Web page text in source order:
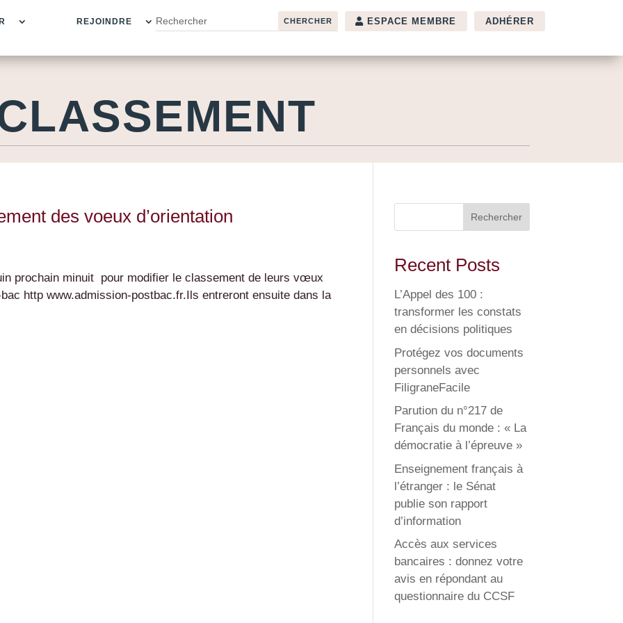
REJOINDRE ESPACE MEMBRE ADHÉRER
des voeux d’orientation
prochain minuit pour modifier le classement de leurs vœux
http www.admission-postbac.fr.Ils entreront ensuite dans la
Rechercher
Recent Posts
L’Appel des 100 :
transformer les constats
en décisions politiques
Protégez vos documents
personnels avec
FiligraneFacile
Parution du n°217 de
Français du monde : « La
démocratie à l’épreuve »
Enseignement français à
l’étranger : le Sénat
publie son rapport
d’information
Accès aux services
bancaires : donnez votre
avis en répondant au
questionnaire du CCSF